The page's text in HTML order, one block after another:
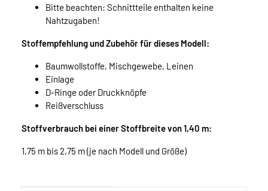
Bitte beachten: Schnittteile enthalten keine
Nahtzugaben!
Stoffempfehlung und Zubehör für dieses Modell:
Baumwollstoffe, Mischgewebe, Leinen
Einlage
D-Ringe oder Druckknöpfe
Reißverschluss
Stoffverbrauch bei einer Stoffbreite von 1,40 m:
1,75 m bis 2,75 m (je nach Modell und Größe)